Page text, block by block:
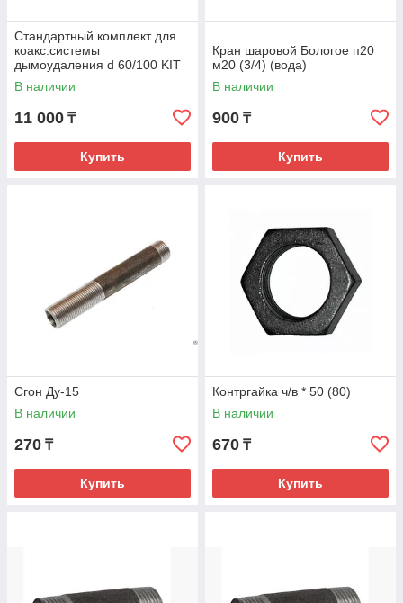
Стандартный комплект для
коакс.системы
дымоудаления d 60/100 KIT
12XO FERROLI
В наличии
11 000 ₸
Купить
Кран шаровой Бологое п20
м20 (3/4) (вода)
В наличии
900 ₸
Купить
Сгон Ду-15
В наличии
270 ₸
Купить
Контргайка ч/в * 50 (80)
В наличии
670 ₸
Купить